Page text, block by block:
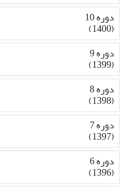
دوره 10
(1400)
دوره 9
(1399)
دوره 8
(1398)
دوره 7
(1397)
دوره 6
(1396)